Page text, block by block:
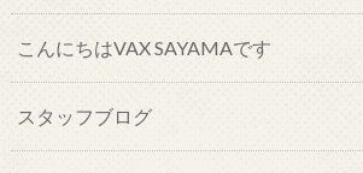
こんにちはVAX SAYAMAです
スタッフブログ